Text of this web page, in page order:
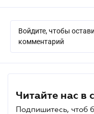
Войдите, чтобы
комментарий
Читайте нас в
Подпишитесь, чтоб